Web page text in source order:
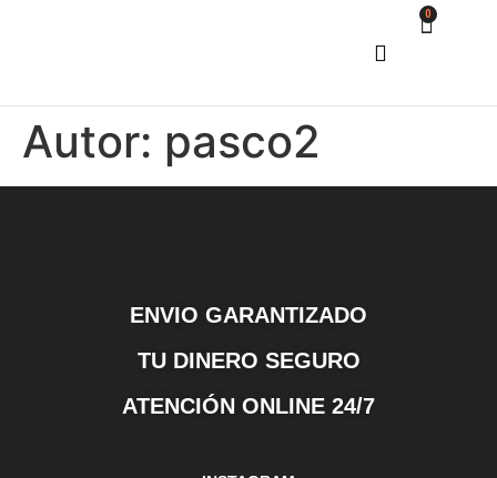
0
Autor: pasco2
ENVIO GARANTIZADO
TU DINERO SEGURO
ATENCIÓN ONLINE 24/7